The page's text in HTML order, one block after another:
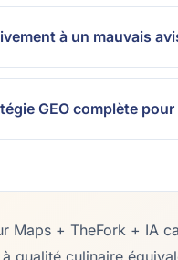
à un mauvais
GEO complète
Maps + TheFork + IA
qualité culinaire